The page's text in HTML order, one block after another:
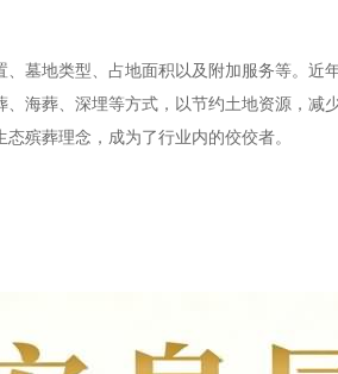
墓地类型、占地面积以及附加服务等。近
海葬、深埋等方式，以节约土地资源，减
殡葬理念，成为了行业内的佼佼者。